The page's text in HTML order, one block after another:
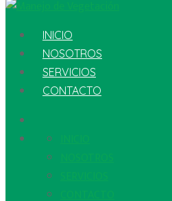
INICIO
NOSOTROS
SERVICIOS
CONTACTO